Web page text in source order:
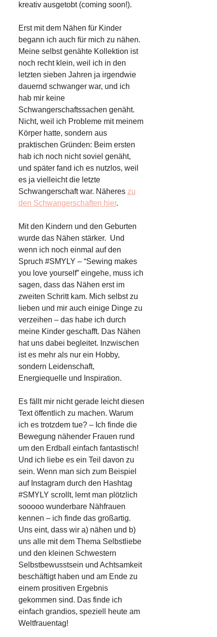
kreativ ausgetobt (coming soon!).
Erst mit dem Nähen für Kinder
begann ich auch für mich zu nähen.
Meine selbst genähte Kollektion ist
noch recht klein, weil ich in den
letzten sieben Jahren ja irgendwie
dauernd schwanger war, und ich
hab mir keine
Schwangerschaftssachen genäht.
Nicht, weil ich Probleme mit meinem
Körper hatte, sondern aus
praktischen Gründen: Beim ersten
hab ich noch nicht soviel genäht,
und später fand ich es nutzlos, weil
es ja vielleicht die letzte
Schwangerschaft war. Näheres zu
den Schwangerschaften hier.
Mit den Kindern und den Geburten
wurde das Nähen stärker. Und
wenn ich noch einmal auf den
Spruch #SMYLY – “Sewing makes
you love yourself” eingehe, muss ich
sagen, dass das Nähen erst im
zweiten Schritt kam. Mich selbst zu
lieben und mir auch einige Dinge zu
verzeihen – das habe ich durch
meine Kinder geschafft. Das Nähen
hat uns dabei begleitet. Inzwischen
ist es mehr als nur ein Hobby,
sondern Leidenschaft,
Energiequelle und Inspiration.
Es fällt mir nicht gerade leicht diesen
Text öffentlich zu machen. Warum
ich es trotzdem tue? – Ich finde die
Bewegung nähender Frauen rund
um den Erdball einfach fantastisch!
Und ich liebe es ein Teil davon zu
sein. Wenn man sich zum Beispiel
auf Instagram durch den Hashtag
#SMYLY scrollt, lernt man plötzlich
sooooo wunderbare Nähfrauen
kennen – ich finde das großartig.
Uns eint, dass wir a) nähen und b)
uns alle mit dem Thema Selbstliebe
und den kleinen Schwestern
Selbstbewusstsein und Achtsamkeit
beschäftigt haben und am Ende zu
einem prositiven Ergebnis
gekommen sind. Das finde ich
einfach grandios, speziell heute am
Weltfrauentag!